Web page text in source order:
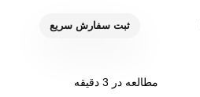
ثبت سفارش سریع
مطالعه در 3 دقیقه